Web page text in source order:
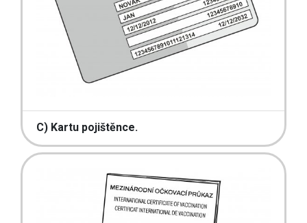
C) Kartu pojištěnce.